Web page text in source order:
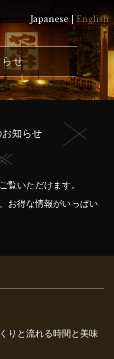
Japanese | English
らせ
知らせ
覧いただけます。
お得な情報がいっぱい
りと流れる時間と美味